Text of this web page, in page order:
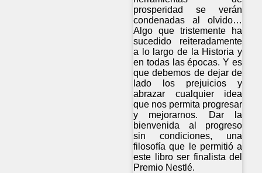
prosperidad se verán
condenadas al olvido…
Algo que tristemente ha
sucedido reiteradamente
a lo largo de la Historia y
en todas las épocas. Y es
que debemos de dejar de
lado los prejuicios y
abrazar cualquier idea
que nos permita progresar
y mejorarnos. Dar la
bienvenida al progreso
sin condiciones, una
filosofía que le permitió a
este libro ser finalista del
Premio Nestlé.